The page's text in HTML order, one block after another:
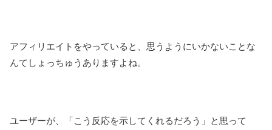
アフィリエイトをやっていると、思うようにいかないことな
んてしょっちゅうありますよね。
ユーザーが、「こう反応を示してくれるだろう」と思って